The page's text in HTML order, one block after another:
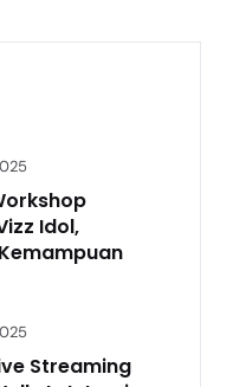
Idol,
Streaming